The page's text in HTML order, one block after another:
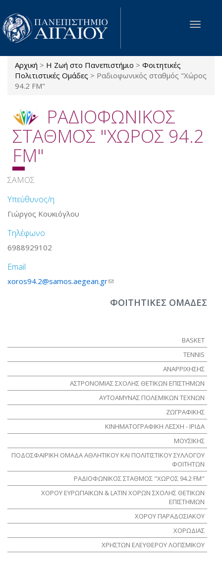
Παράκαμψη προς το κυρίως περιεχόμενο
Toggle
Είστε εδώ
Αρχική > Η Ζωή στο Πανεπιστήμιο > Φοιτητικές
Πολιτιστικές Ομάδες > Ραδιοφωνικός σταθμός "Χώρος
94.2 FM"
ΡΑΔΙΟΦΩΝΙΚΟΣ
ΣΤΑΘΜΟΣ "ΧΩΡΟΣ 94.2
FM"
ΣΑΜΟΣ
Υπεύθυνος/η
Γιώργος Κουκιόγλου
Τηλέφωνο
6988929102
Email
xoros94.2@samos.aegean.gr(link sends e-mail)
ΦΟΙΤΗΤΙΚΕΣ ΟΜΑΔΕΣ
BASKET
TENNIS
ΑΝΑΡΡΙΧΗΣΗΣ
ΑΣΤΡΟΝΟΜΙΑΣ ΣΧΟΛΗΣ ΘΕΤΙΚΩΝ ΕΠΙΣΤΗΜΩΝ
ΑΥΤΟΑΜΥΝΑΣ ΠΟΛΕΜΙΚΩΝ ΤΕΧΝΩΝ
ΖΩΓΡΑΦΙΚΗΣ
ΚΙΝΗΜΑΤΟΓΡΑΦΙΚΗ ΛΕΣΧΗ - ΙΡΙΔΑ
ΜΟΥΣΙΚΗΣ
ΠΟΔΟΣΦΑΙΡΙΚΗ ΟΜΑΔΑ ΑΘΛΗΤΙΚΟΥ ΚΑΙ ΠΟΛΙΤΙΣΤΙΚΟΥ ΣΥΛΛΟΓΟΥ
ΦΟΙΤΗΤΩΝ
ΡΑΔΙΟΦΩΝΙΚΟΣ ΣΤΑΘΜΟΣ "ΧΩΡΟΣ 94.2 FM"
ΧΟΡΟΥ ΕΥΡΩΠΑΪΚΩΝ & LATIN ΧΟΡΩΝ ΣΧΟΛΗΣ ΘΕΤΙΚΩΝ
ΕΠΙΣΤΗΜΩΝ
ΧΟΡΟΥ ΠΑΡΑΔΟΣΙΑΚΟΥ
ΧΟΡΩΔΙΑΣ
ΧΡΗΣΤΩΝ ΕΛΕΥΘΕΡΟΥ ΛΟΓΙΣΜΙΚΟΥ